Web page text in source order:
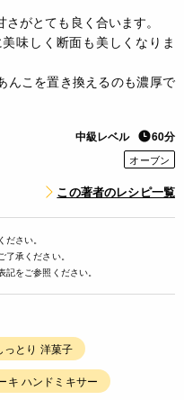
がとても良く合います。
味しく断面も美しくなりま
んこを置き換えるのも濃厚で
中級レベル 60分
オーブン
この著者のレシピ一覧
さい。
承ください。
をご参照ください。
っとり 洋菓子
キ ハンドミキサー